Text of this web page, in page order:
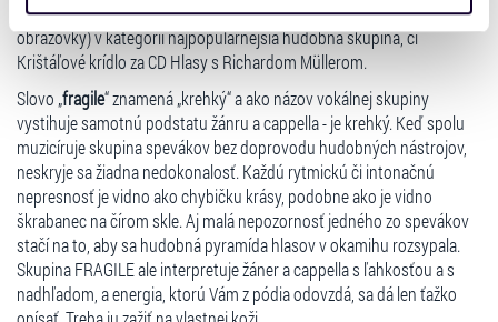
získali v důsledku toho, že používáte jejich služby. Jaké
typy cookies používáme, naleznete níže. Možnosti
zpracování upravíte zaškrtnutím příslušné varianty. Svoji
volbu můžete kdykoliv změnit v zápatí stránky v záložce
„Cookies a jejich nastavení“.
svedčia i viaceré ocenenia, ako 3x cena OTO (Osobnosť televíznej
obrazovky) v kategórii najpopulárnejšia hudobná skupina, či
Krištáľové krídlo za CD Hlasy s Richardom Müllerom.
Slovo „fragile“ znamená „krehký“ a ako názov vokálnej skupiny
vystihuje samotnú podstatu žánru a cappella - je krehký. Keď spolu
muzicíruje skupina spevákov bez doprovodu hudobných nástrojov,
neskryje sa žiadna nedokonalosť. Každú rytmickú či intonačnú
nepresnosť je vidno ako chybičku krásy, podobne ako je vidno
škrabanec na čírom skle. Aj malá nepozornosť jedného zo spevákov
stačí na to, aby sa hudobná pyramída hlasov v okamihu rozsypala.
Skupina FRAGILE ale interpretuje žáner a cappella s ľahkosťou a s
nadhľadom, a energia, ktorú Vám z pódia odovzdá, sa dá len ťažko